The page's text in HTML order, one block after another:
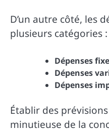
D’un autre côté, les
plusieurs catégories :
Dépenses
Dépenses
Dépenses
Établir des
minutieuse de la